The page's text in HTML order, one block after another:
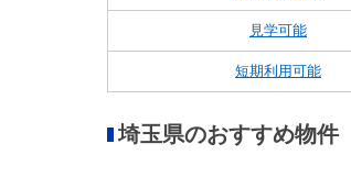
見学可能
短期利用可能
埼玉県のおすすめ物件